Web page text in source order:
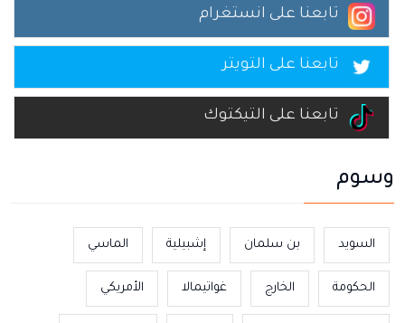
تابعنا على انستغرام
تابعنا على التويتر
تابعنا على التيكتوك
وسوم
السويد بن سلمان إشبيلية الماسي
الحكومة الخارج غواتيمالا الأمريكي